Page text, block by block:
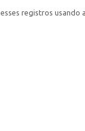
registros usando a